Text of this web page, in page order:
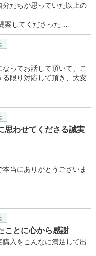
たちが思っていた以上の
案してくださった…
ってお話して頂いて、こ
限り対応して頂き、大変
思わせてくださる誠実
当にありがとうございま
ことに心から感謝
入をこんなに満足して出